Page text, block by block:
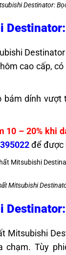
Destinator:
cao cấp,
bám dính
10 – 20% khi
để được
Mitsubishi
Mitsubishi
chạm. Tùy